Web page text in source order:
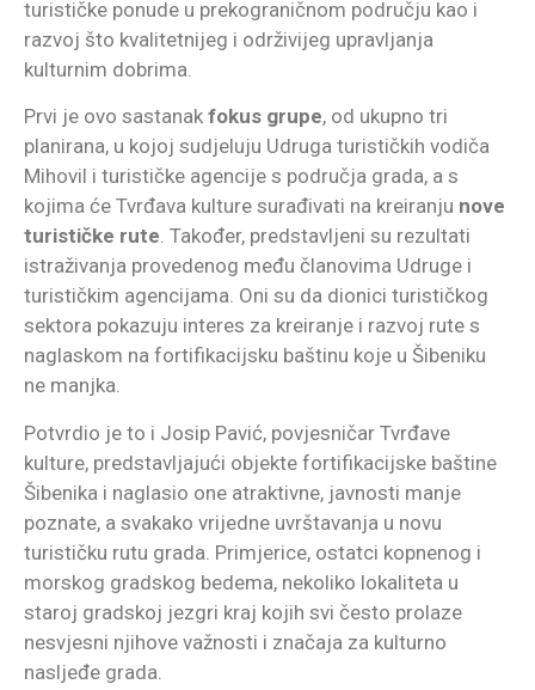
turističke ponude u prekograničnom području kao i
razvoj što kvalitetnijeg i održivijeg upravljanja
kulturnim dobrima.
Prvi je ovo sastanak fokus grupe, od ukupno tri
planirana, u kojoj sudjeluju Udruga turističkih vodiča
Mihovil i turističke agencije s područja grada, a s
kojima će Tvrđava kulture surađivati na kreiranju nove
turističke rute. Također, predstavljeni su rezultati
istraživanja provedenog među članovima Udruge i
turističkim agencijama. Oni su da dionici turističkog
sektora pokazuju interes za kreiranje i razvoj rute s
naglaskom na fortifikacijsku baštinu koje u Šibeniku
ne manjka.
Potvrdio je to i Josip Pavić, povjesničar Tvrđave
kulture, predstavljajući objekte fortifikacijske baštine
Šibenika i naglasio one atraktivne, javnosti manje
poznate, a svakako vrijedne uvrštavanja u novu
turističku rutu grada. Primjerice, ostatci kopnenog i
morskog gradskog bedema, nekoliko lokaliteta u
staroj gradskoj jezgri kraj kojih svi često prolaze
nesvjesni njihove važnosti i značaja za kulturno
nasljeđe grada.